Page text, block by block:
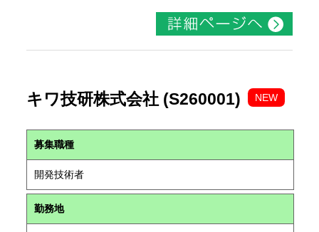
キワ技研株式会社 (S260001) NEW
募集職種
開発技術者
勤務地